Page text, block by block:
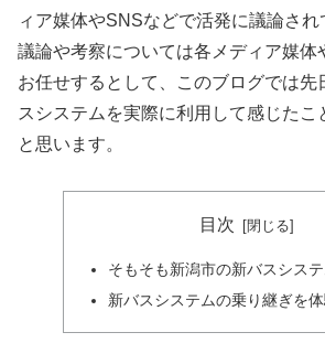
ィア媒体やSNSなどで活発に議論され
議論や考察については各メディア媒体
お任せするとして、このブログでは先
スシステムを実際に利用して感じたこ
と思います。
目次
そもそも新潟市の新バスシス
新バスシステムの乗り継ぎを